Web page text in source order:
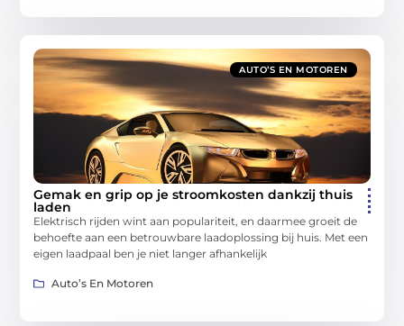
AUTO’S EN MOTOREN
Gemak en grip op je stroomkosten dankzij thuis
laden
Elektrisch rijden wint aan populariteit, en daarmee groeit de
behoefte aan een betrouwbare laadoplossing bij huis. Met een
eigen laadpaal ben je niet langer afhankelijk
Auto’s En Motoren